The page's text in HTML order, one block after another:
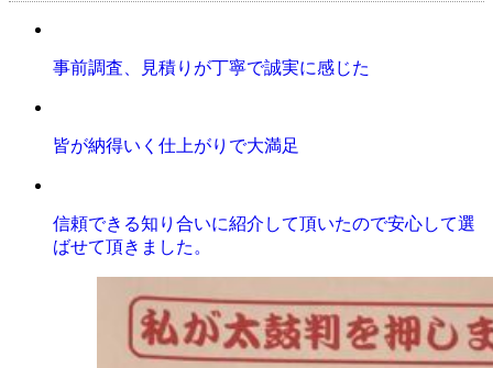
事前調査、見積りが丁寧で誠実に感じた
皆が納得いく仕上がりで大満足
信頼できる知り合いに紹介して頂いたので安心して選
ばせて頂きました。